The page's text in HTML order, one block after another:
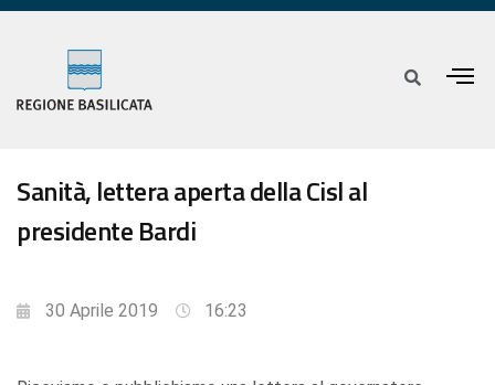
Sanità, lettera aperta della Cisl al
presidente Bardi
30 Aprile 2019 16:23